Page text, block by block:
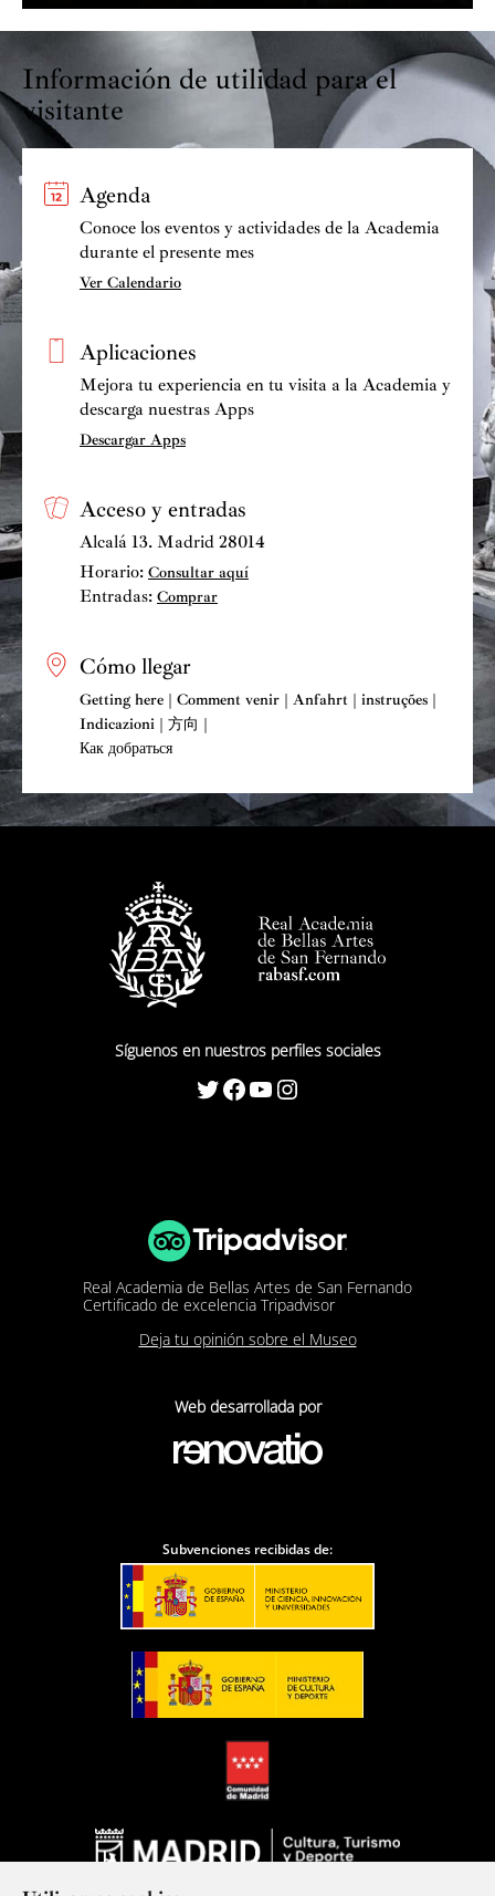
Información de utilidad para el
visitante
Agenda
Conoce los eventos y actividades de la Academia
durante el presente mes
Ver Calendario
Aplicaciones
Mejora tu experiencia en tu visita a la Academia y
descarga nuestras Apps
Descargar Apps
Acceso y entradas
Alcalá 13. Madrid 28014
Horario: Consultar aquí
Entradas: Comprar
Cómo llegar
Getting here | Comment venir | Anfahrt | instruções |
Indicazioni | 方向 |
Как добраться
Síguenos en nuestros perfiles sociales
Twitter Facebook YouTube Instagram
Real Academia de Bellas Artes de San Fernando
Certificado de excelencia Tripadvisor
Deja tu opinión sobre el Museo
Web desarrollada por
Subvenciones recibidas de: